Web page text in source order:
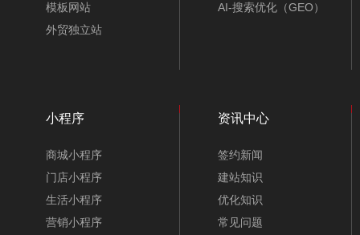
模板网站
外贸独立站
AI-搜索优化（GEO）
小程序
商城小程序
门店小程序
生活小程序
营销小程序
资讯中心
签约新闻
建站知识
优化知识
常见问题